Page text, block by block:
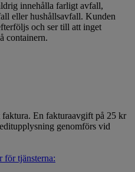
innehålla farligt avfall,
eller hushållsavfall. Kunden
och ser till att inget
containern.
En fakturaavgift på 25 kr
genomförs vid
för tjänsterna: